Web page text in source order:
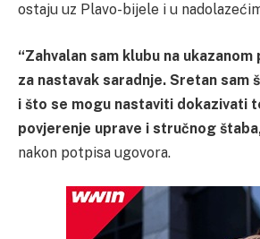
ostaju uz Plavo-bijele i u
“Zahvalan sam klubu na
za nastavak saradnje. Sretan sam
i što se mogu nastaviti dokazivati
povjerenje uprave i stručnog
nakon potpisa ugovora.